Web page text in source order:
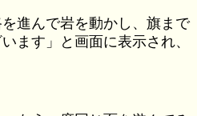
進んで岩を動かし、旗まで
ます」と画面に表示され、